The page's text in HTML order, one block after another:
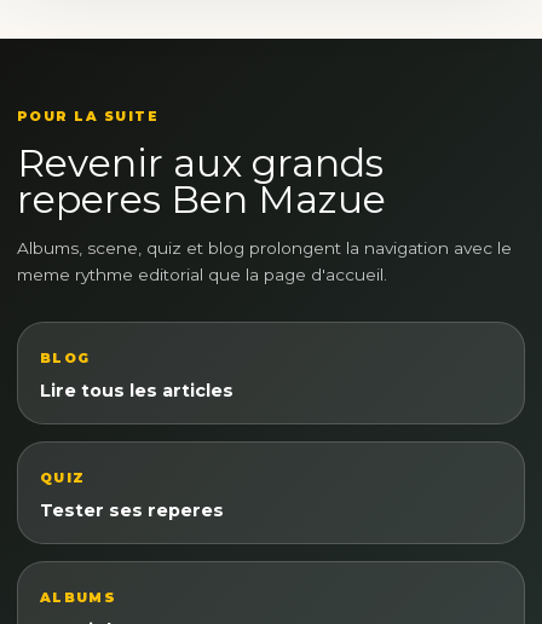
POUR LA SUITE
Revenir aux grands
reperes Ben Mazue
Albums, scene, quiz et blog prolongent la navigation avec le
meme rythme editorial que la page d'accueil.
BLOG
Lire tous les articles
QUIZ
Tester ses reperes
ALBUMS